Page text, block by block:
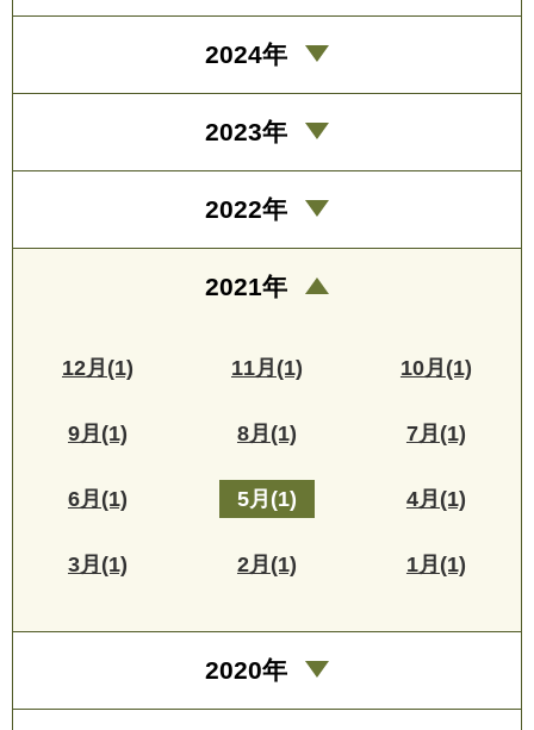
2024年
2023年
2022年
2021年
12月(1) 11月(1) 10月(1)
9月(1) 8月(1) 7月(1)
6月(1) 5月(1) 4月(1)
3月(1) 2月(1) 1月(1)
2020年